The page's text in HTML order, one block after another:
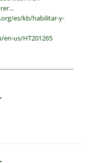
es/kb/habilitar-y-
us/HT201265